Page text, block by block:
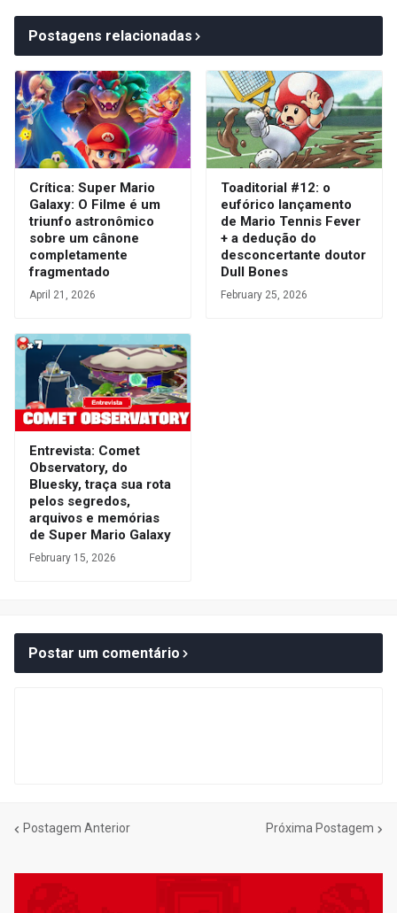
Postagens relacionadas
Crítica: Super Mario
Galaxy: O Filme é um
triunfo astronômico
sobre um cânone
completamente
fragmentado
April 21, 2026
Toaditorial #12: o
eufórico lançamento
de Mario Tennis Fever
+ a dedução do
desconcertante doutor
Dull Bones
February 25, 2026
Entrevista: Comet
Observatory, do
Bluesky, traça sua rota
pelos segredos,
arquivos e memórias
de Super Mario Galaxy
February 15, 2026
Postar um comentário
Postagem Anterior Próxima Postagem